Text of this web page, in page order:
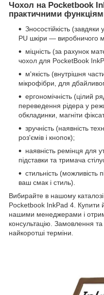
Чохол на Pocketbook
практичними
Зносостійкість
PU шкіри — виробничого
міцність (за рахунок
чохол для PocketBook
м'якість (внутрішня
мікрофібри, для
ергономічність (цілий
переведення рідера у
обкладинки, магніти
зручність (наявність
роз'ємів і кнопок);
наявність ремінця для
підставки та тримача
стильність (можливість
ваш смак і стиль).
Вибирайте в нашому
Pocketbook InkPad 4. Купити
нашими менеджерами і
консультацію. Замовлення та
найкоротші терміни.